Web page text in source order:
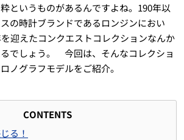
というものがあるんですよね。190年以
の時計ブランドであるロンジンにおい
迎えたコンクエストコレクションなんか
でしょう。 今回は、そんなコレクショ
ノグラフモデルをご紹介。
CONTENTS
る！